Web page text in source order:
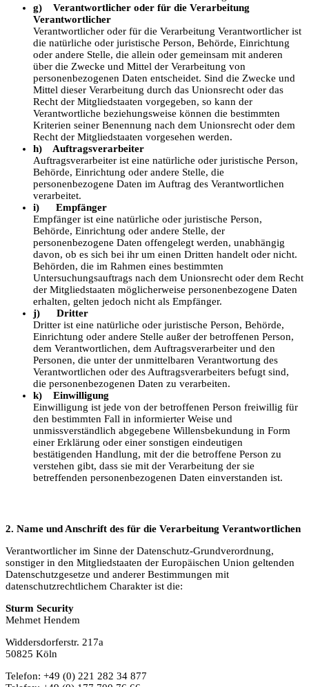
g) Verantwortlicher oder für die Verarbeitung
Verantwortlicher
Verantwortlicher oder für die Verarbeitung Verantwortlicher ist
die natürliche oder juristische Person, Behörde, Einrichtung
oder andere Stelle, die allein oder gemeinsam mit anderen
über die Zwecke und Mittel der Verarbeitung von
personenbezogenen Daten entscheidet. Sind die Zwecke und
Mittel dieser Verarbeitung durch das Unionsrecht oder das
Recht der Mitgliedstaaten vorgegeben, so kann der
Verantwortliche beziehungsweise können die bestimmten
Kriterien seiner Benennung nach dem Unionsrecht oder dem
Recht der Mitgliedstaaten vorgesehen werden.
h) Auftragsverarbeiter
Auftragsverarbeiter ist eine natürliche oder juristische Person,
Behörde, Einrichtung oder andere Stelle, die
personenbezogene Daten im Auftrag des Verantwortlichen
verarbeitet.
i) Empfänger
Empfänger ist eine natürliche oder juristische Person,
Behörde, Einrichtung oder andere Stelle, der
personenbezogene Daten offengelegt werden, unabhängig
davon, ob es sich bei ihr um einen Dritten handelt oder nicht.
Behörden, die im Rahmen eines bestimmten
Untersuchungsauftrags nach dem Unionsrecht oder dem Recht
der Mitgliedstaaten möglicherweise personenbezogene Daten
erhalten, gelten jedoch nicht als Empfänger.
j) Dritter
Dritter ist eine natürliche oder juristische Person, Behörde,
Einrichtung oder andere Stelle außer der betroffenen Person,
dem Verantwortlichen, dem Auftragsverarbeiter und den
Personen, die unter der unmittelbaren Verantwortung des
Verantwortlichen oder des Auftragsverarbeiters befugt sind,
die personenbezogenen Daten zu verarbeiten.
k) Einwilligung
Einwilligung ist jede von der betroffenen Person freiwillig für
den bestimmten Fall in informierter Weise und
unmissverständlich abgegebene Willensbekundung in Form
einer Erklärung oder einer sonstigen eindeutigen
bestätigenden Handlung, mit der die betroffene Person zu
verstehen gibt, dass sie mit der Verarbeitung der sie
betreffenden personenbezogenen Daten einverstanden ist.
2. Name und Anschrift des für die Verarbeitung Verantwortlichen
Verantwortlicher im Sinne der Datenschutz-Grundverordnung,
sonstiger in den Mitgliedstaaten der Europäischen Union geltenden
Datenschutzgesetze und anderer Bestimmungen mit
datenschutzrechtlichem Charakter ist die:
Sturm Security
Mehmet Hendem
Widdersdorferstr. 217a
50825 Köln
Telefon: +49 (0) 221 282 34 877